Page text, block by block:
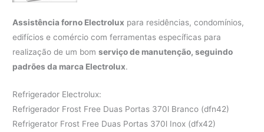
Assistência forno Electrolux para residências, condomínios,
edifícios e comércio com ferramentas específicas para
realização de um bomserviço de manutenção, seguindo
padrões da marca Electrolux.
Refrigerador Electrolux:
Refrigerador Frost Free Duas Portas 370l Branco (dfn42)
Refrigerator Frost Free Duas Portas 370l Inox (dfx42)